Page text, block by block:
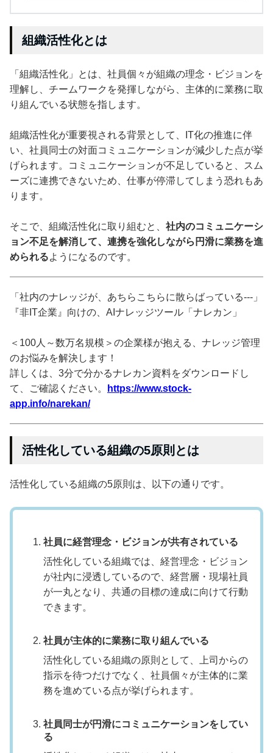
組織活性化とは
「組織活性化」とは、社員個々が組織の理念・ビジョンを
理解し、チームワークを発揮しながら、主体的に業務に取
り組んでいる状態を指します。
組織活性化が重要視される背景として、IT化の推進に伴
い、社員同士の対面コミュニケーションが減少した点が挙
げられます。コミュニケーションが不足していると、スム
ーズに連携できないため、仕事が停滞してしまう恐れもあ
ります。
そこで、組織活性化に取り組むと、 社内のコミュニケーシ
ョン不足を解消して、連携を強化しながら円滑に業務を進
められるようになるのです。
「社内のナレッジが、あちらこちらに散らばっている---」
『非IT企業』向けの、AIナレッジツール「ナレカン」
＜100人～数万名規模＞の企業様が抱える、ナレッジ管理
のお悩みを解決します！
詳しくは、3分で分かるナレカン資料をダウンロードし
て、ご確認ください。
https://www.stock-
app.info/narekan/
活性化している組織の5原則とは
活性化している組織の5原則は、以下の通りです。
社員に経営理念・ビジョンが共有されている
活性化している組織では、経営理念・ビジョン
が社内に浸透しているので、経営層・現場社員
が一丸となり、共通の目標の達成に向けて行動
できます。
社員が主体的に業務に取り組んでいる
活性化している組織の原則として、上司からの
指示を待つだけでなく、社員個々が主体的に業
務を進めている点が挙げられます。
社員同士が円滑にコミュニケーションをしてい
る